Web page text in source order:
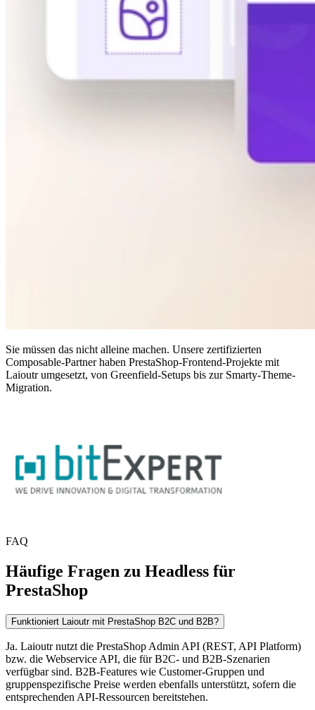
Sie müssen das nicht alleine machen. Unsere zertifizierten
Composable-Partner haben PrestaShop-Frontend-Projekte mit
Laioutr umgesetzt, von Greenfield-Setups bis zur Smarty-Theme-
Migration.
FAQ
Häufige Fragen zu Headless für
PrestaShop
Funktioniert Laioutr mit PrestaShop B2C und B2B?
Ja. Laioutr nutzt die PrestaShop Admin API (REST, API Platform)
bzw. die Webservice API, die für B2C- und B2B-Szenarien
verfügbar sind. B2B-Features wie Customer-Gruppen und
gruppenspezifische Preise werden ebenfalls unterstützt, sofern die
entsprechenden API-Ressourcen bereitstehen.